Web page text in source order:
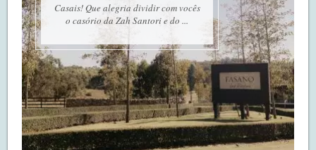
Casais! Que alegria dividir com vocês
o casório da Zah Santori e do ...